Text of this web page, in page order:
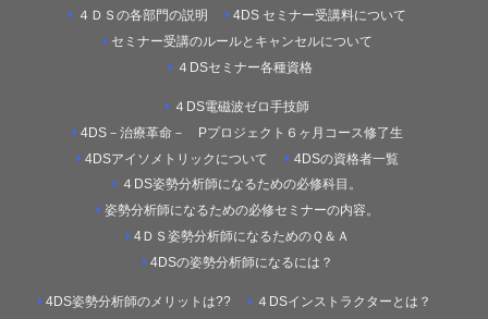
４ＤＳの各部門の説明
4DS セミナー受講料について
セミナー受講のルールとキャンセルについて
４DSセミナー各種資格
４DS電磁波ゼロ手技師
4DS－治療革命－ Pプロジェクト６ヶ月コース修了生
4DSアイソメトリックについて
4DSの資格者一覧
４DS姿勢分析師になるための必修科目。
姿勢分析師になるための必修セミナーの内容。
4ＤＳ姿勢分析師になるためのＱ＆Ａ
4DSの姿勢分析師になるには？
4DS姿勢分析師のメリットは??
４DSインストラクターとは？